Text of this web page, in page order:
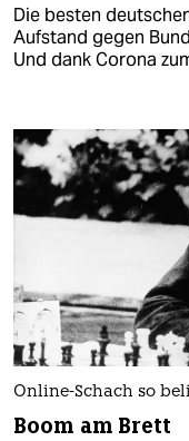
Die besten
Aufstand gegen
Und dank Corona
Online-Schach so
Boom am Brett